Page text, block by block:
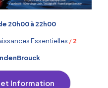
20h00 à 22h00
Essentielles /2
Information